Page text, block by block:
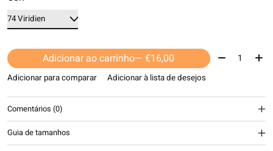
Adicionar ao carrinho — €16,00 Quantidade:
Adicionar para comparar Adicionar à lista de desejos
Comentários (0)
Guia de tamanhos